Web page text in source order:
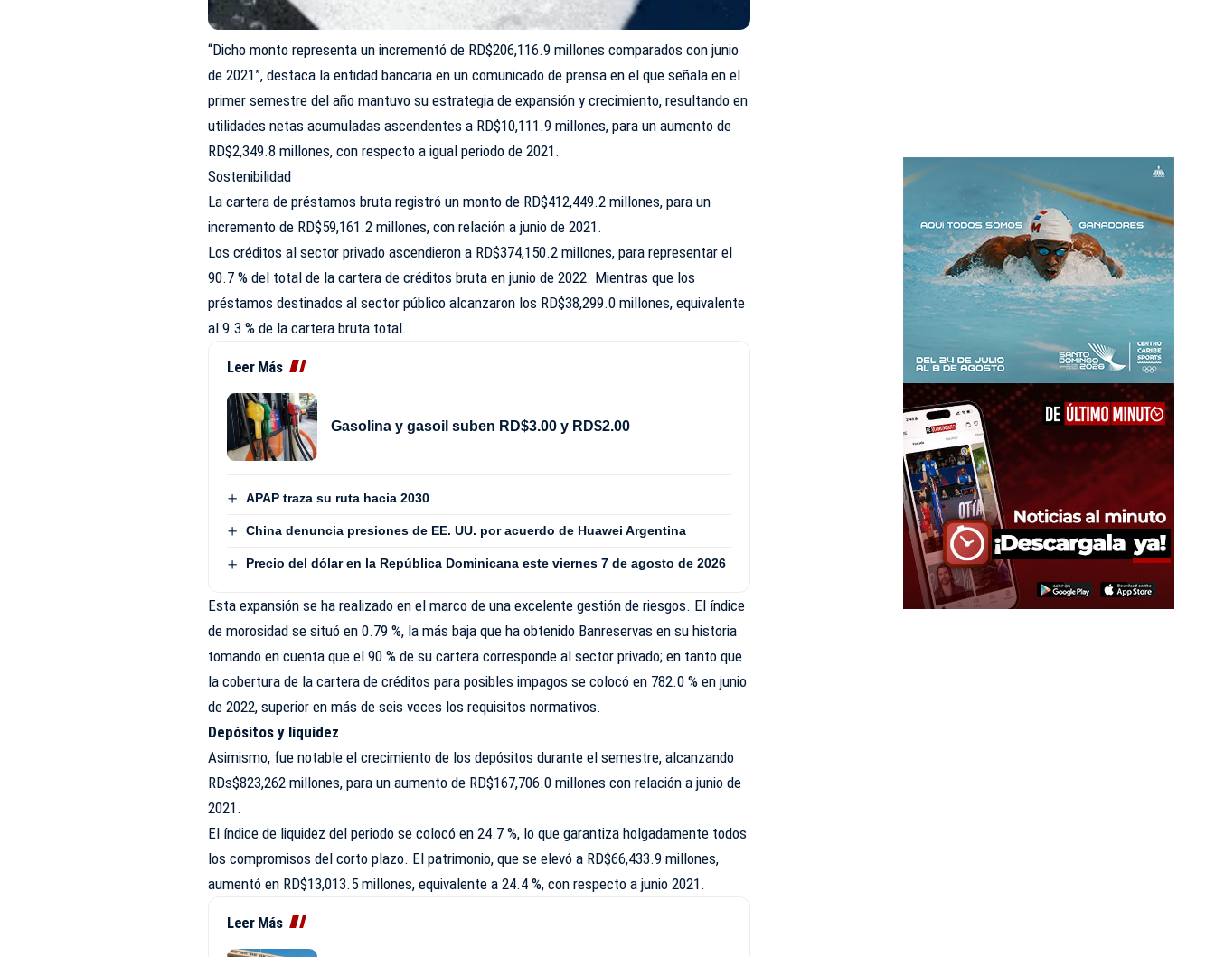
“Dicho monto representa un incrementó de RD$206,116.9 millones comparados con junio
de 2021”, destaca la entidad bancaria en un comunicado de prensa en el que señala en el
primer semestre del año mantuvo su estrategia de expansión y crecimiento, resultando en
utilidades netas acumuladas ascendentes a RD$10,111.9 millones, para un aumento de
RD$2,349.8 millones, con respecto a igual periodo de 2021.
Sostenibilidad
La cartera de préstamos bruta registró un monto de RD$412,449.2 millones, para un
incremento de RD$59,161.2 millones, con relación a junio de 2021.
Los créditos al sector privado ascendieron a RD$374,150.2 millones, para representar el
90.7 % del total de la cartera de créditos bruta en junio de 2022. Mientras que los
préstamos destinados al sector público alcanzaron los RD$38,299.0 millones, equivalente
al 9.3 % de la cartera bruta total.
Leer Más
Gasolina y gasoil suben RD$3.00 y RD$2.00
APAP traza su ruta hacia 2030
China denuncia presiones de EE. UU. por acuerdo de Huawei Argentina
Precio del dólar en la República Dominicana este viernes 7 de agosto de 2026
Esta expansión se ha realizado en el marco de una excelente gestión de riesgos. El índice
de morosidad se situó en 0.79 %, la más baja que ha obtenido Banreservas en su historia
tomando en cuenta que el 90 % de su cartera corresponde al sector privado; en tanto que
la cobertura de la cartera de créditos para posibles impagos se colocó en 782.0 % en junio
de 2022, superior en más de seis veces los requisitos normativos.
Depósitos y liquidez
Asimismo, fue notable el crecimiento de los depósitos durante el semestre, alcanzando
RDs$823,262 millones, para un aumento de RD$167,706.0 millones con relación a junio de
2021.
El índice de liquidez del periodo se colocó en 24.7 %, lo que garantiza holgadamente todos
los compromisos del corto plazo. El patrimonio, que se elevó a RD$66,433.9 millones,
aumentó en RD$13,013.5 millones, equivalente a 24.4 %, con respecto a junio 2021.
Leer Más